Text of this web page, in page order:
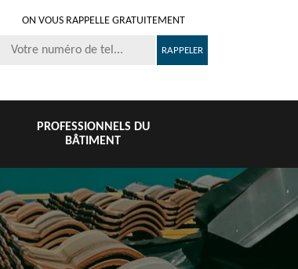
ON VOUS RAPPELLE GRATUITEMENT
PROFESSIONNELS DU
BÂTIMENT
Nettoyage de
toiture 76
Nettoyage et
pose de
Peinture